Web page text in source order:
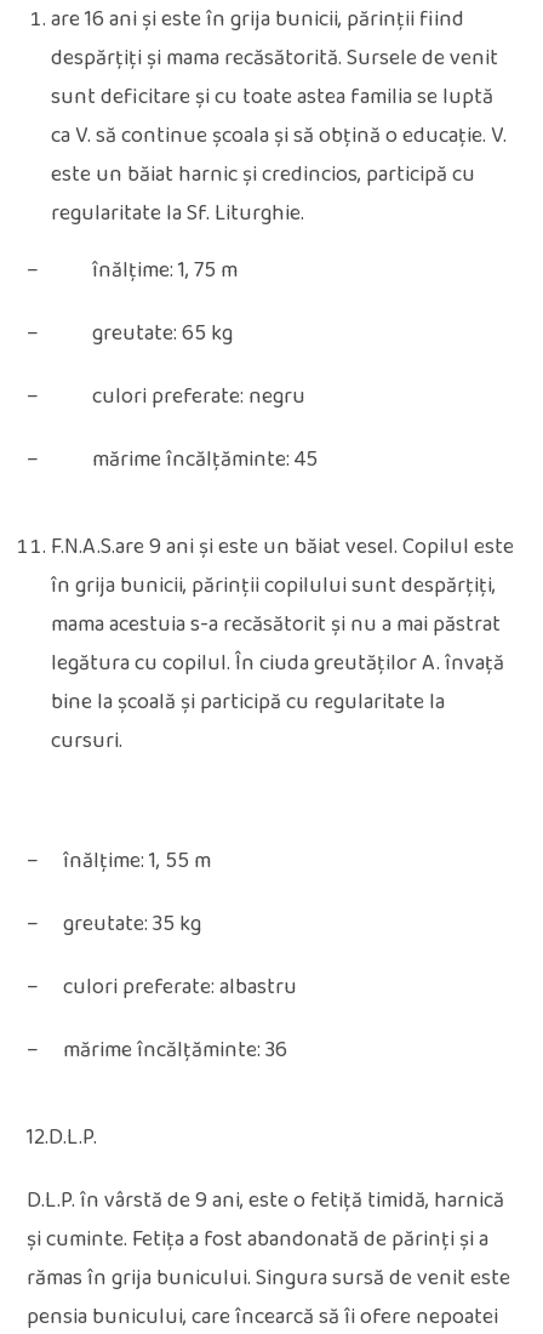
are 16 ani și este în grija bunicii, părinții fiind
despărțiți și mama recăsătorită. Sursele de venit
sunt deficitare și cu toate astea familia se luptă
ca V. să continue școala și să obțină o educație. V.
este un băiat harnic și credincios, participă cu
regularitate la Sf. Liturghie.
– înălțime: 1, 75 m
– greutate: 65 kg
– culori preferate: negru
– mărime încălțăminte: 45
F.N.A.S.are 9 ani și este un băiat vesel. Copilul este
în grija bunicii, părinții copilului sunt despărțiți,
mama acestuia s-a recăsătorit și nu a mai păstrat
legătura cu copilul. În ciuda greutăților A. învață
bine la școală și participă cu regularitate la
cursuri.
– înălțime: 1, 55 m
– greutate: 35 kg
– culori preferate: albastru
– mărime încălțăminte: 36
12.D.L.P.
D.L.P. în vârstă de 9 ani, este o fetiță timidă, harnică
și cuminte. Fetița a fost abandonată de părinți și a
rămas în grija bunicului. Singura sursă de venit este
pensia bunicului, care încearcă să îi ofere nepoatei